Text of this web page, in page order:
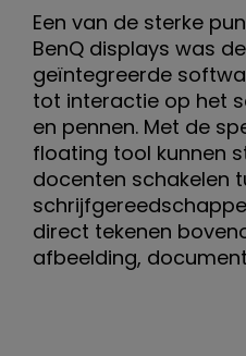
Een van de sterke
BenQ displays was
geïntegreerde
tot interactie op het
en pennen. Met de
floating tool kunnen
docenten schakelen
direct tekenen
afbeelding,